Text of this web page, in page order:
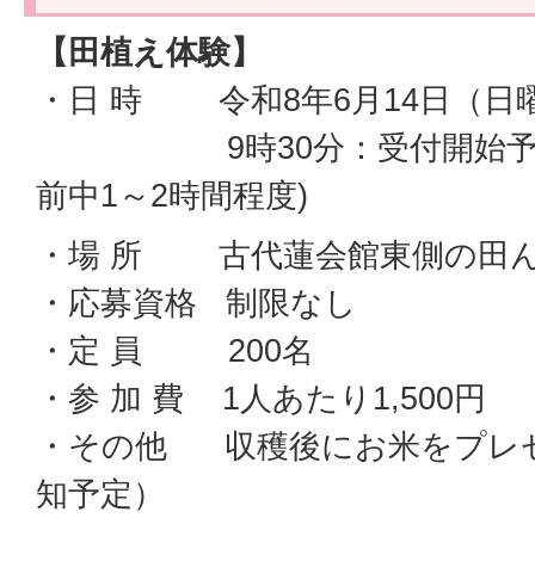
【田植え体験】
・日 時 令和8年6月14日（日
9時30分：受付開始予定
前中1～2時間程度)
・場 所 古代蓮会館東側の田
・応募資格 制限なし
・定 員 200名
・参 加 費 1人あたり1,500円
・その他 収穫後にお米をプレ
知予定）